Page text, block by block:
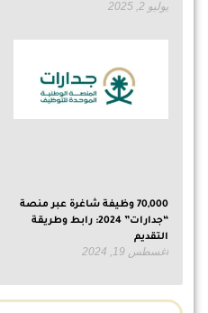
يوليو 2, 2025
70,000 وظيفة شاغرة عبر منصة
“جدارات” 2024: رابط وطريقة
التقديم
أغسطس 19, 2024